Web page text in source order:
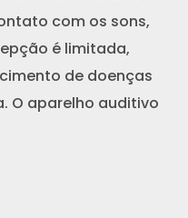
com os sons,
é limitada,
de doenças
O aparelho auditivo